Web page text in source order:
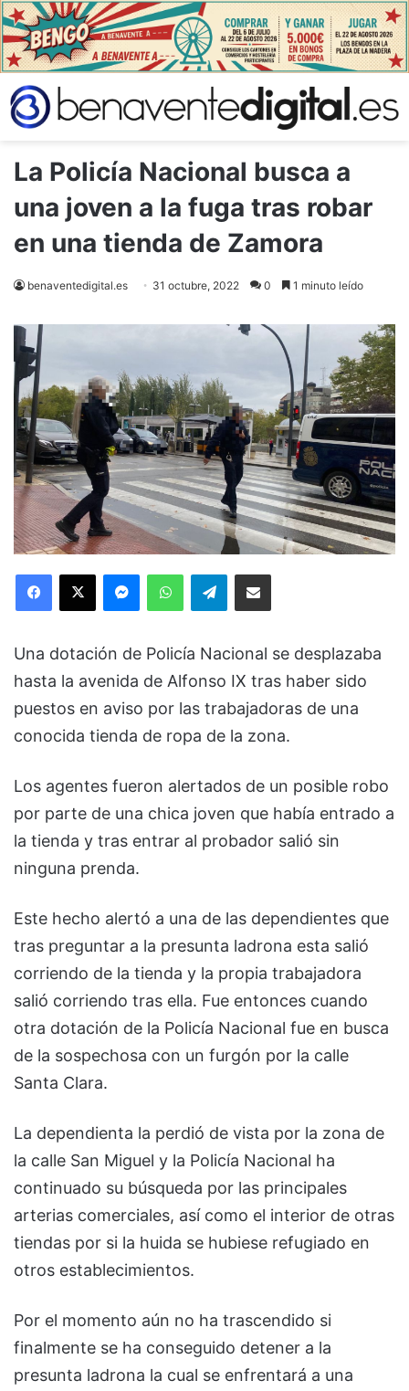
La Policía Nacional busca a
una joven a la fuga tras robar
en una tienda de Zamora
benaventedigital.es 31 octubre, 2022 0 1 minuto leído
Facebook
X MessengerWhatsAppTelegramCompartir via Email
Una dotación de Policía Nacional se desplazaba
hasta la avenida de Alfonso IX tras haber sido
puestos en aviso por las trabajadoras de una
conocida tienda de ropa de la zona.
Los agentes fueron alertados de un posible robo
por parte de una chica joven que había entrado a
la tienda y tras entrar al probador salió sin
ninguna prenda.
Este hecho alertó a una de las dependientes que
tras preguntar a la presunta ladrona esta salió
corriendo de la tienda y la propia trabajadora
salió corriendo tras ella. Fue entonces cuando
otra dotación de la Policía Nacional fue en busca
de la sospechosa con un furgón por la calle
Santa Clara.
La dependienta la perdió de vista por la zona de
la calle San Miguel y la Policía Nacional ha
continuado su búsqueda por las principales
arterias comerciales, así como el interior de otras
tiendas por si la huida se hubiese refugiado en
otros establecimientos.
Por el momento aún no ha trascendido si
finalmente se ha conseguido detener a la
presunta ladrona la cual se enfrentará a una